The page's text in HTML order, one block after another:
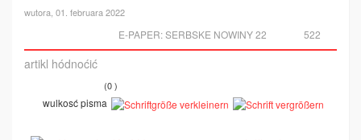
wutora, 01. februara 2022
522
E-PAPER:SERBSKE NOWINY 22
artikl hódnoćić
(0 )
wulkosć pisma